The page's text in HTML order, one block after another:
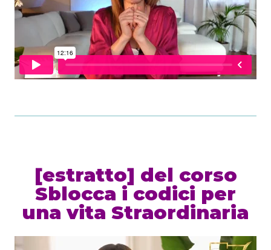
[estratto] del corso
Sblocca i codici per
una vita Straordinaria